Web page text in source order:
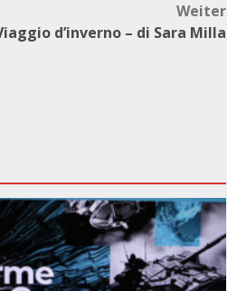
Weiter
d’inverno – di Sara Milla